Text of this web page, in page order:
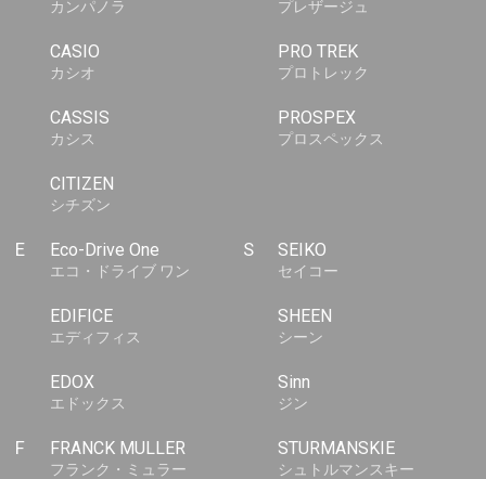
カンパノラ
CASIO
カシオ
CASSIS
カシス
CITIZEN
シチズン
E Eco-Drive One
エコ・ドライブ ワン
EDIFICE
エディフィス
EDOX
エドックス
F FRANCK MULLER
フランク・ミュラー
プレザージュ
PRO TREK
プロトレック
PROSPEX
プロスペックス
S SEIKO
セイコー
SHEEN
シーン
Sinn
ジン
STURMANSKIE
シュトルマンスキー